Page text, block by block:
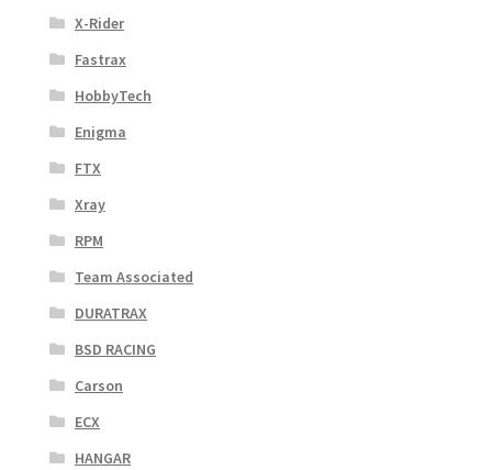
X-Rider
Fastrax
HobbyTech
Enigma
FTX
Xray
RPM
Team Associated
DURATRAX
BSD RACING
Carson
ECX
HANGAR